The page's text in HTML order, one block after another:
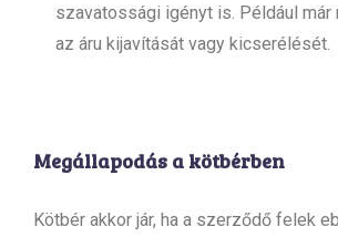
szavatossági igényt is. Például már
az áru kijavítását vagy kicserélését.
Megállapodás a kötbérben
Kötbér akkor jár, ha a szerződő felek